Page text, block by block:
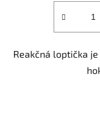
Reakčná loptička